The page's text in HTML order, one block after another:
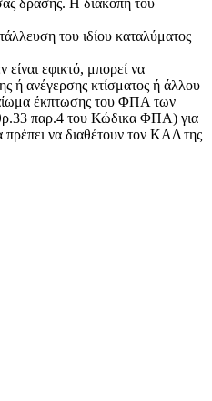
του ιδίου καταλύματος
είναι εφικτό, μπορεί να
ή ανέγερσης κτίσματος ή άλλου
έκπτωσης του ΦΠΑ των
παρ.4 του Κώδικα ΦΠΑ) για
πρέπει να διαθέτουν τον ΚΑΔ της